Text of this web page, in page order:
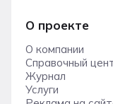
О проекте
О компании
Справочный
Журнал
Услуги